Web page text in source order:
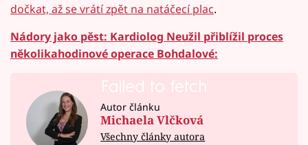
dočkat, až se vrátí zpět na natáčecí plac.
Nádory jako pěst: Kardiolog Neužil přiblížil proces
několikahodinové operace Bohdalové:
Failed to fetch
Autor článku
Michaela Vlčková
Všechny články autora